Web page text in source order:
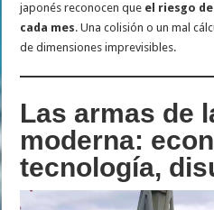
japonés reconocen que el riesgo
cada mes. Una colisión o un mal
de dimensiones imprevisibles.
Las armas de
moderna:
tecnología,